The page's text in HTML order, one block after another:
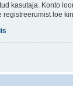
kasutaja. Konto
loe